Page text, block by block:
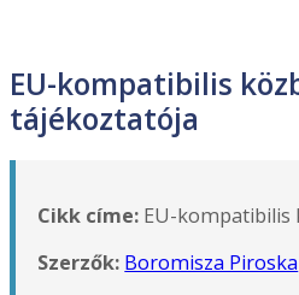
EU-kompatibilis
tájékoztatója
Cikk címe: EU-kompatibilis
Szerzők: Boromisza Piroska